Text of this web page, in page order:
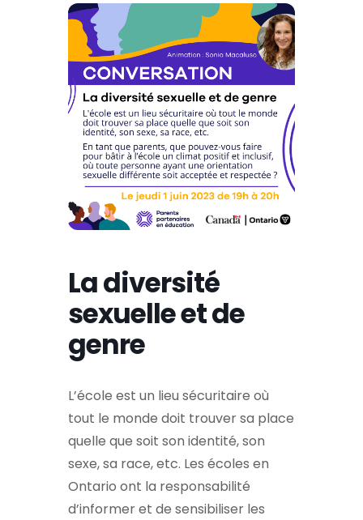
La diversité
sexuelle et de
genre
L’école est un lieu sécuritaire où
tout le monde doit trouver sa place
quelle que soit son identité, son
sexe, sa race, etc. Les écoles en
Ontario ont la responsabilité
d’informer et de sensibiliser les